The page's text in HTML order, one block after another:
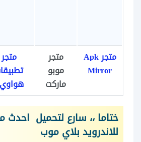
متجر Apk
Mirror
متجر
موبو
ماركت
متجر
هواوي
ختاما ،، سارع لتحميل احدث
للاندرويد بلاي موب